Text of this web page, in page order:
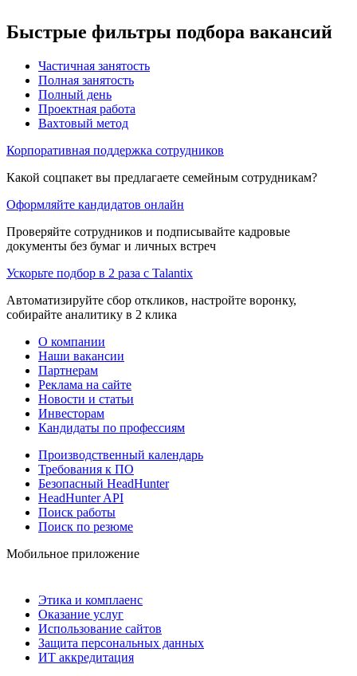
Быстрые фильтры подбора вакансий
Частичная занятость
Полная занятость
Полный день
Проектная работа
Вахтовый метод
Корпоративная поддержка сотрудников
Какой соцпакет вы предлагаете семейным сотрудникам?
Оформляйте кандидатов онлайн
Проверяйте сотрудников и подписывайте кадровые
документы без бумаг и личных встреч
Ускорьте подбор в 2 раза с Talantix
Автоматизируйте сбор откликов, настройте воронку,
собирайте аналитику в 2 клика
О компании
Наши вакансии
Партнерам
Реклама на сайте
Новости и статьи
Инвесторам
Кандидаты по профессиям
Производственный календарь
Требования к ПО
Безопасный HeadHunter
HeadHunter API
Поиск работы
Поиск по резюме
Мобильное приложение
Этика и комплаенс
Оказание услуг
Использование сайтов
Защита персональных данных
ИТ аккредитация